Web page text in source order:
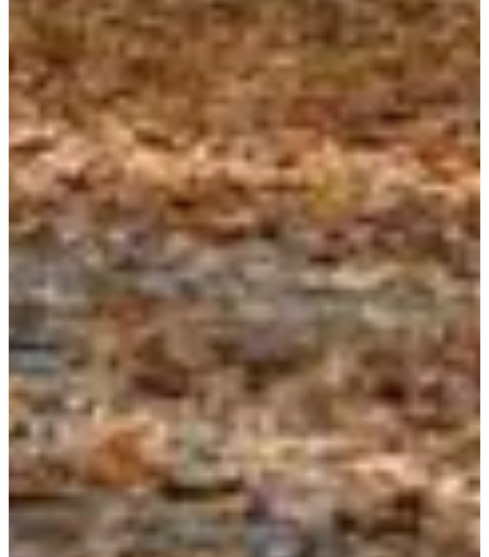
Dates d'inscription
Pas encore communiquées
Plus d'info
Plus d'info
Choisir une Course
Marche en groupe 18 kmDate à confirmer
Plus d'info
Plus d'info
Marche 22 km Date à confirmer
Plus d'info
Plus d'info
Marche 42 kmDate à confirmer
Plus d'info